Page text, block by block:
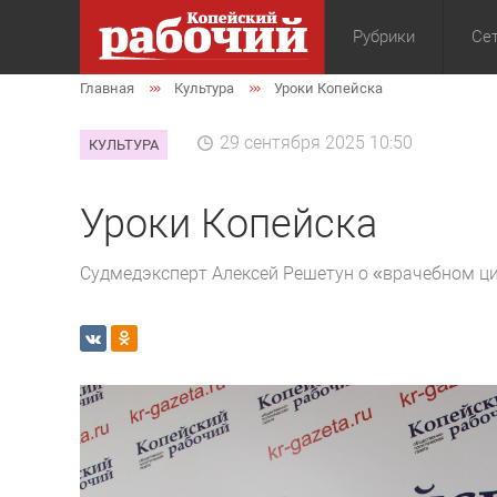
Рубрики
Общество
Главная Культура Уроки Копейска
КУЛЬТУРА 29 сентября 2025 10:50
Уроки Копейска
Судмедэксперт Алексей Решетун о «врачебном